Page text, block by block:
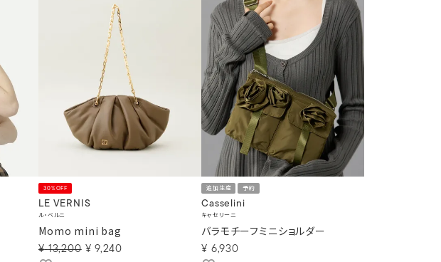
30%OFF
LE VERNIS
ル・ベルニ
Momo mini bag
¥ 13,200 ¥ 9,240
追加生産 予約
Casselini
キャセリーニ
バラモチーフミニショルダー
¥ 6,930